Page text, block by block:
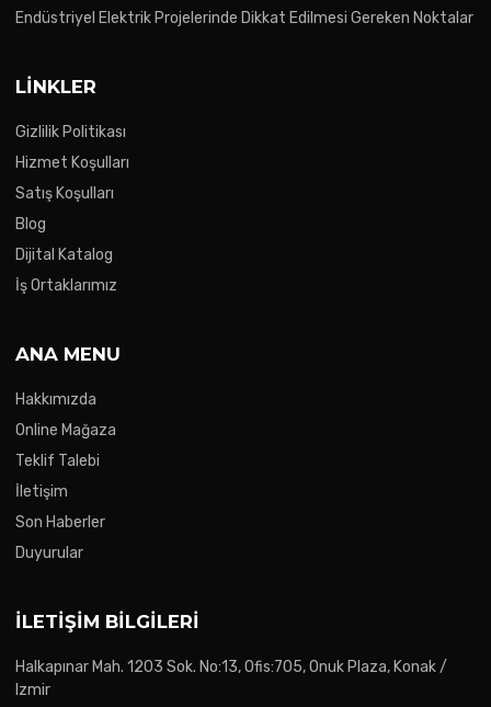
Endüstriyel Elektrik Projelerinde Dikkat Edilmesi Gereken Noktalar
LINKLER
Gizlilik Politikası
Hizmet Koşulları
Satış Koşulları
Blog
Dijital Katalog
İş Ortaklarımız
ANA MENU
Hakkımızda
Online Mağaza
Teklif Talebi
İletişim
Son Haberler
Duyurular
İLETIŞIM BILGILERI
Halkapınar Mah. 1203 Sok. No:13, Ofis:705, Onuk Plaza, Konak /
Izmir